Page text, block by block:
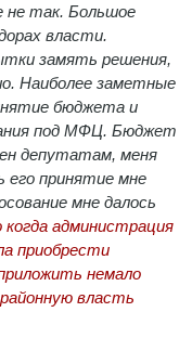
не так. Большое
власти.
замять решения,
Наиболее заметные
бюджета и
под МФЦ. Бюджет
депутатам, меня
его принятие мне
мне далось
администрация
приобрести
немало
власть